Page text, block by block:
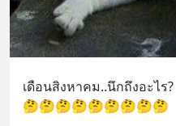
เดือนสิงหาคม..นึกถึงอะไร?
🤔🤔🤔🤔🤔🤔🤔🤔🤔